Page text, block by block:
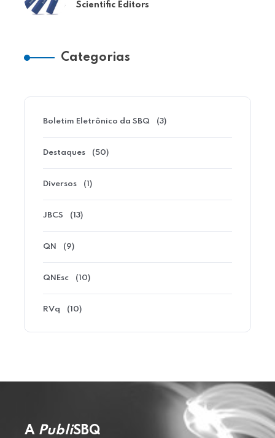
Scientific Editors
Categorias
Boletim Eletrônico da SBQ (3)
Destaques (50)
Diversos (1)
JBCS (13)
QN (9)
QNEsc (10)
RVq (10)
A PubliSBQ